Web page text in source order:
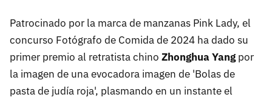
Patrocinado por la marca de manzanas Pink Lady, el
concurso Fotógrafo de Comida de 2024 ha dado su
primer premio al retratista chino Zhonghua Yangpor
la imagen de una evocadora imagen de 'Bolas de
pasta de judía roja', plasmando en un instante el